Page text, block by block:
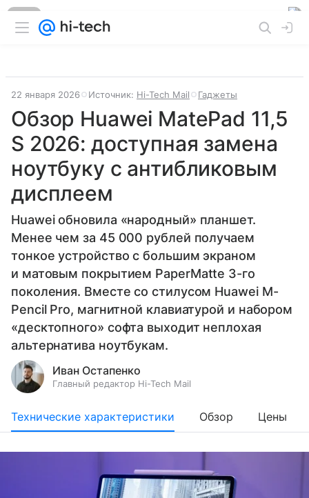
22 января 2026 Источник: Hi-Tech Mail Гаджеты
Обзор Huawei MatePad 11,5
S 2026: доступная замена
ноутбуку с антибликовым
дисплеем
Huawei обновила «народный» планшет.
Менее чем за 45 000 рублей получаем
тонкое устройство с большим экраном
и матовым покрытием PaperMatte 3-го
поколения. Вместе со стилусом Huawei M-
Pencil Pro, магнитной клавиатурой и набором
«десктопного» софта выходит неплохая
альтернатива ноутбукам.
Иван Остапенко
Главный редактор Hi-Tech Mail
Технические характеристики Обзор Цены